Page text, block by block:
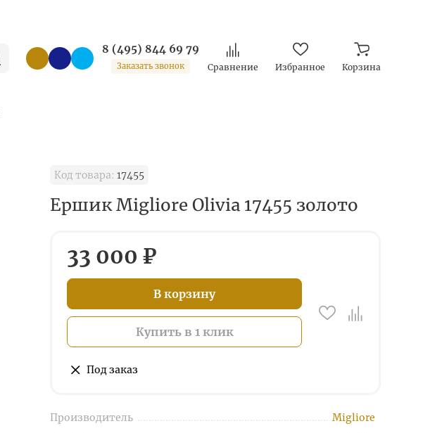
8 (495) 844 69 79
Заказать звонок Сравнение Избранное Корзина
Код товара: 17455
Ершик Migliore Olivia 17455 золото
33 000 ₽
В корзину
Купить в 1 клик
Под заказ
Производитель
Migliore